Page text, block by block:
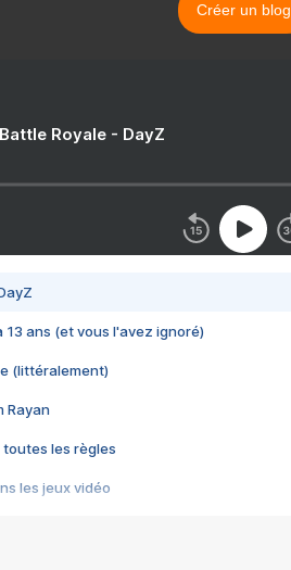
Créer un blog
Royale - DayZ
13 ans (et vous l'avez ignoré)
(littéralement)
Rayan
toutes les règles
les jeux vidéo